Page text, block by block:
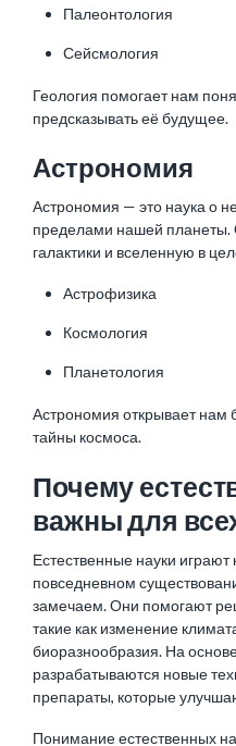
Палеонтология
Сейсмология
Геология помогает нам
предсказывать её будущее.
Астрономия
Астрономия — это наука о
пределами нашей планеты.
галактики и вселенную в
Астрофизика
Космология
Планетология
Астрономия открывает нам
тайны космоса.
Почему
важны для
Естественные науки
повседневном
замечаем. Они помогают
такие как изменение
биоразнообразия. На
разрабатываются новые
препараты, которые
Понимание естественных